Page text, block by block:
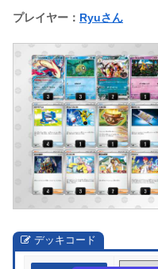
プレイヤー： Ryuさん
デッキコード